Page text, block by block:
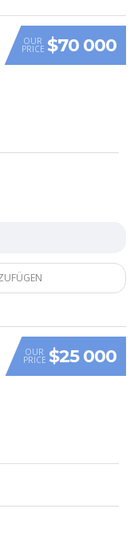
OUR
PRICE $70 000
VIDEO
OUR
PRICE $25 000